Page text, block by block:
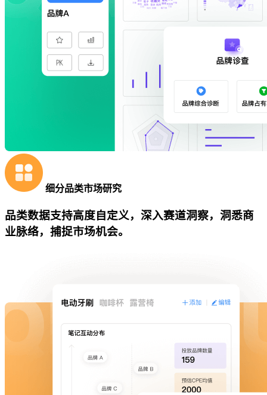
细分品类市场研究
品类数据支持高度自定义，深入赛道洞察，洞悉商
业脉络，捕捉市场机会。